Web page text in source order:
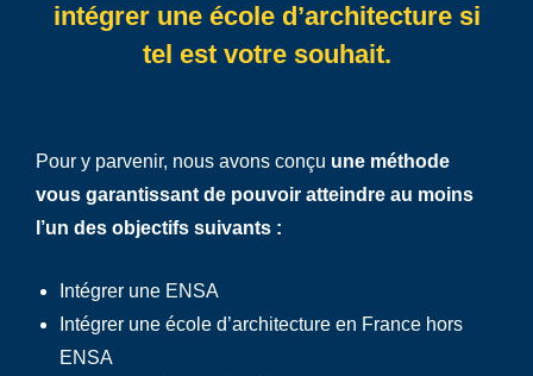
intégrer une école d’architecture si
tel est votre souhait.
Pour y parvenir, nous avons conçu une méthode
vous garantissant de pouvoir atteindre au moins
l’un des objectifs suivants :
Intégrer une ENSA
Intégrer une école d’architecture en France hors
ENSA